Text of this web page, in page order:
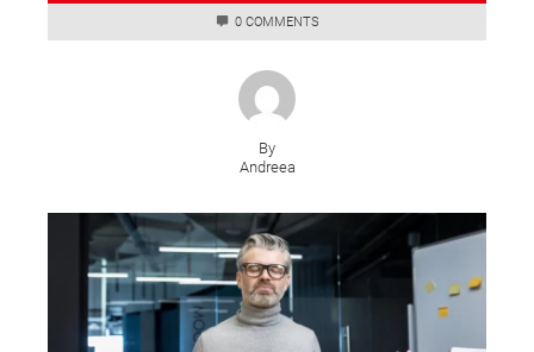
0 COMMENTS
By
Andreea